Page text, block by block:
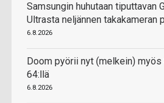
Samsungin huhutaan tiputtavan
Ultrasta neljännen takakameran
6.8.2026
Doom pyörii nyt (melkein) myös
64:llä
6.8.2026